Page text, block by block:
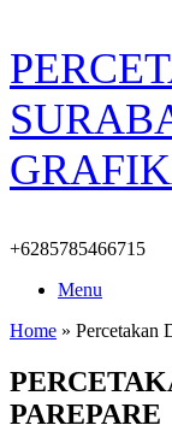
Skip
to
content
+6285785466715
Menu
Home » Percetakan
PAREPARE